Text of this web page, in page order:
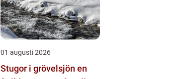
01 augusti 2026
Stugor i grövelsjön en